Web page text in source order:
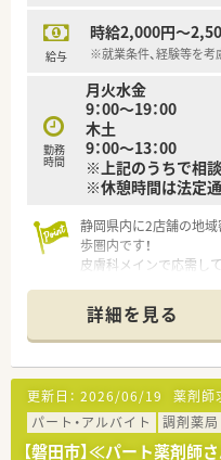
給与
時給2,000円～
※就業条件、経験等を考
勤務
時間
月火水金
9：00～19：00
木土
9：00～13：00
※上記のうちで相
※休憩時間は法定
静岡県内に2店舗の地
歩圏内です！
皮膚科メインで応需し
週2日～5日程度ご勤務
詳細を見る
更新日： 2026/06/19 薬剤師
パート・アルバイト
調剤薬局
【磐田市】≪パート薬剤